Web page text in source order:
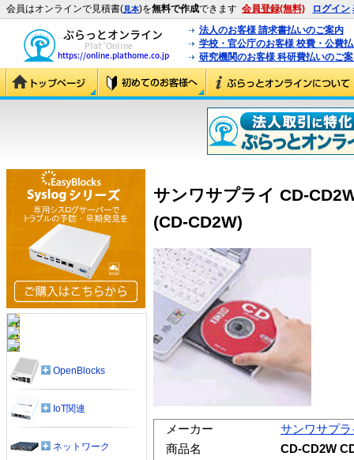
会員はオンラインで見積書(見本)を無料で作成できます 会員登録(無料) ログイン
法人のお客様 請求書払いのご案内
学校・官公庁のお客様 校費・公費
研究機関のお客様 科研費払いのご
サンワサプライ CD-
(CD-CD2W)
メーカー
サンワサプラ
商品名
CD-CD2W
OpenBlocks
IoT関連
ネットワーク